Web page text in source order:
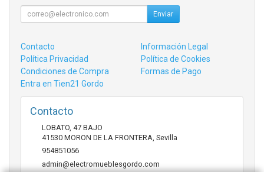
Enviar
Contacto
Información Legal
Política Privacidad
Política de Cookies
Condiciones de Compra
Formas de Pago
Entra en Tien21 Gordo
Contacto
LOBATO, 47 BAJO
41530 MORON DE LA FRONTERA Sevilla
954851056
admin@electromueblesgordo.com